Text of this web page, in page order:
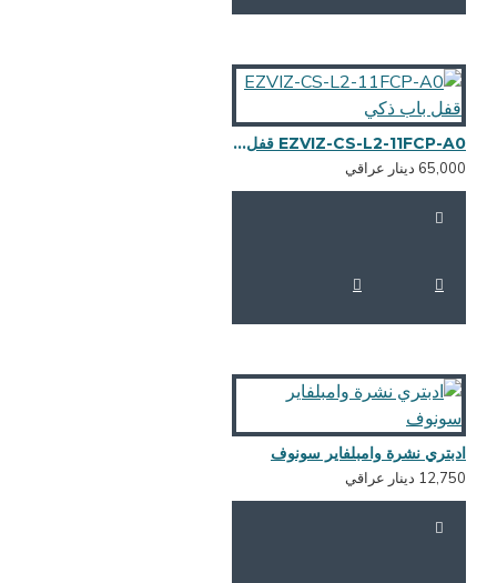
EZVIZ-CS-L2-11FCP-A0 قفل باب ذكي
دينار عراقي
نشرة وامبلفاير سونوف
دينار عراقي